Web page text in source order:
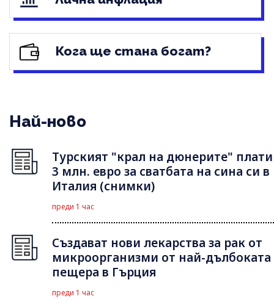
Кога ще стана богат?
Най-ново
Турският "крал на дюнерите" плати
3 млн. евро за сватбата на сина си в
Италия (снимки)
преди 1 час
Създават нови лекарства за рак от
микроорганизми от най-дълбоката
пещера в Гърция
преди 1 час